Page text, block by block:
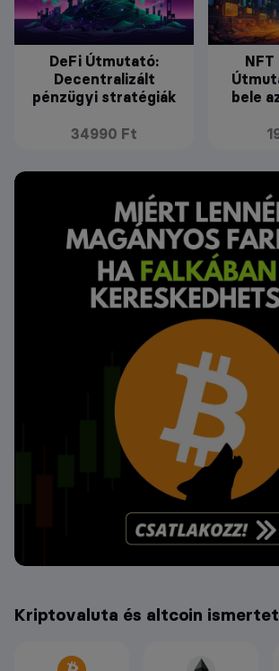
DeFi Útmutató:
Decentralizált
pénzügyi stratégiák
34990 Ft
bele
Kriptovaluta és altcoin